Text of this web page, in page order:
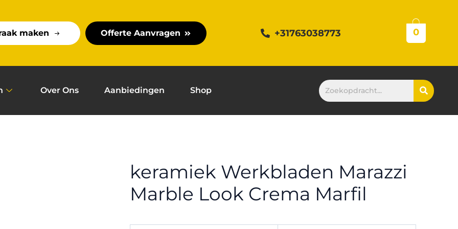
maken Offerte Aanvragen +31763038773 0
Over Ons Aanbiedingen Shop
keramiek Werkbladen Marazzi
Marble Look Crema Marfil